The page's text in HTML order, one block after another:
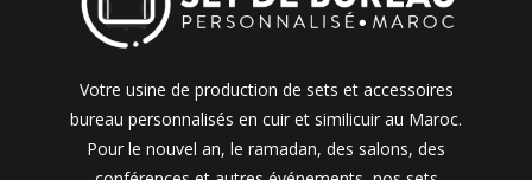
Votre usine de production de sets et accessoires
bureau personnalisés en cuir et similicuir au Maroc.
Pour le nouvel an, le ramadan, des salons, des